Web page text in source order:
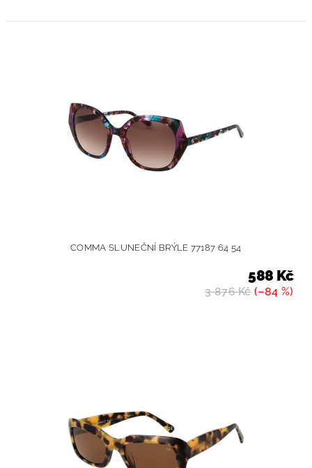
COMMA SLUNEČNÍ BRÝLE 77187 64 54
3 876 Kč(–84 %)
588 Kč